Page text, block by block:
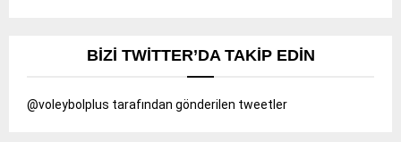
BIZI TWITTER’DA TAKIP EDIN
@voleybolplus tarafından gönderilen tweetler